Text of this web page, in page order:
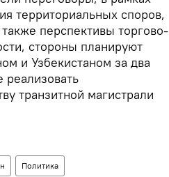
территориальных споров,
перспективы торгово-
стороны планируют
и Узбекистаном за два
транзитной магистрали
Политика